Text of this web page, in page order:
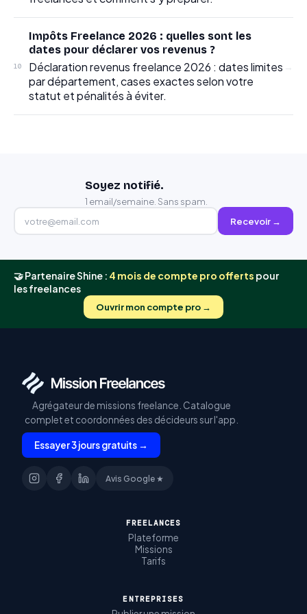
10
Impôts Freelance 2026 : quelles sont les
dates pour déclarer vos revenus ?
Déclaration revenus freelance 2026 : dates limites
par département, cases exactes selon votre
statut et pénalités à éviter.
→
Soyez notifié.
1 email/semaine. Sans spam.
Recevoir →
🤝 Partenaire Shine : 4 mois de compte pro offerts pour
les freelances
Ouvrir mon compte pro →
Agrégateur de missions freelance. Catalogue
complet et coordonnées des décideurs sur l'app.
Essayer 3 jours gratuits →
Avis Google ★
FREELANCES
Plateforme
Missions
Tarifs
ENTREPRISES